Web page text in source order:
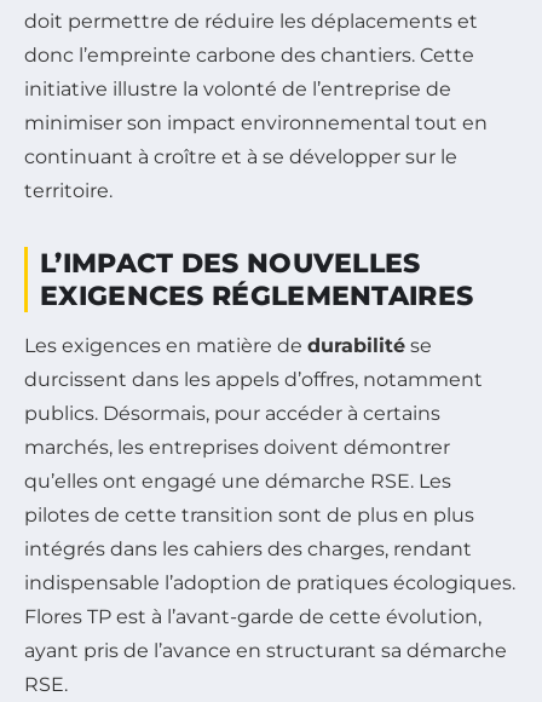
doit permettre de réduire les déplacements et
donc l’empreinte carbone des chantiers. Cette
initiative illustre la volonté de l’entreprise de
minimiser son impact environnemental tout en
continuant à croître et à se développer sur le
territoire.
L’IMPACT DES NOUVELLES
EXIGENCES RÉGLEMENTAIRES
Les exigences en matière de durabilité se
durcissent dans les appels d’offres, notamment
publics. Désormais, pour accéder à certains
marchés, les entreprises doivent démontrer
qu’elles ont engagé une démarche RSE. Les
pilotes de cette transition sont de plus en plus
intégrés dans les cahiers des charges, rendant
indispensable l’adoption de pratiques écologiques.
Flores TP est à l’avant-garde de cette évolution,
ayant pris de l’avance en structurant sa démarche
RSE.